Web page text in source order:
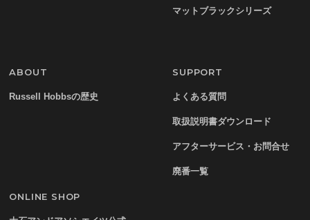
マットブラックシリーズ
ABOUT
Russell Hobbsの歴史
SUPPORT
よくある質問
取扱説明書ダウンロード
アフターサービス・お問合せ
廃番一覧
ONLINE SHOP